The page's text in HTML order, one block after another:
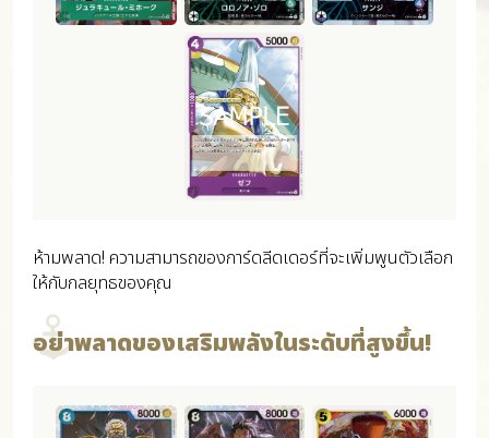
ห้ามพลาด! ความสามารถของการ์ดลีดเดอร์ที่จะเพิ่มพูนตัวเลือก
ให้กับกลยุทธของคุณ
อย่าพลาดของเสริมพลังในระดับที่สูงขึ้น!